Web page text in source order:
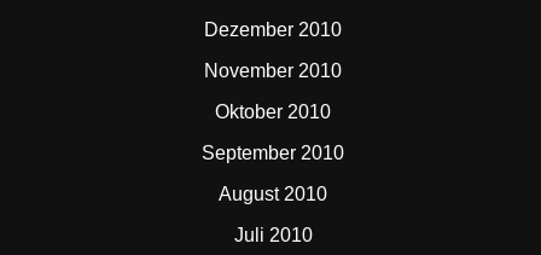
Dezember 2010
November 2010
Oktober 2010
September 2010
August 2010
Juli 2010